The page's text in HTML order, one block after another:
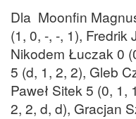
Dla Moonfin
(1, 0, -, -, 1), Fredrik
Nikodem Łuczak 0
5 (d, 1, 2, 2), Gleb
Paweł Sitek 5 (0, 1,
2, 2, d, d), Gracjan